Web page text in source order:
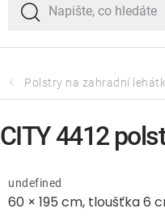
Křesla a židle
Polstry na zahradní
60 × 195 cm, tloušťka 6
undefined
CITY 4412